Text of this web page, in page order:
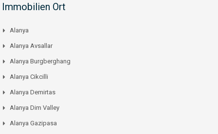
Immobilien Ort
Alanya
Alanya Avsallar
Alanya Burgberghang
Alanya Cikcilli
Alanya Demirtas
Alanya Dim Valley
Alanya Gazipasa